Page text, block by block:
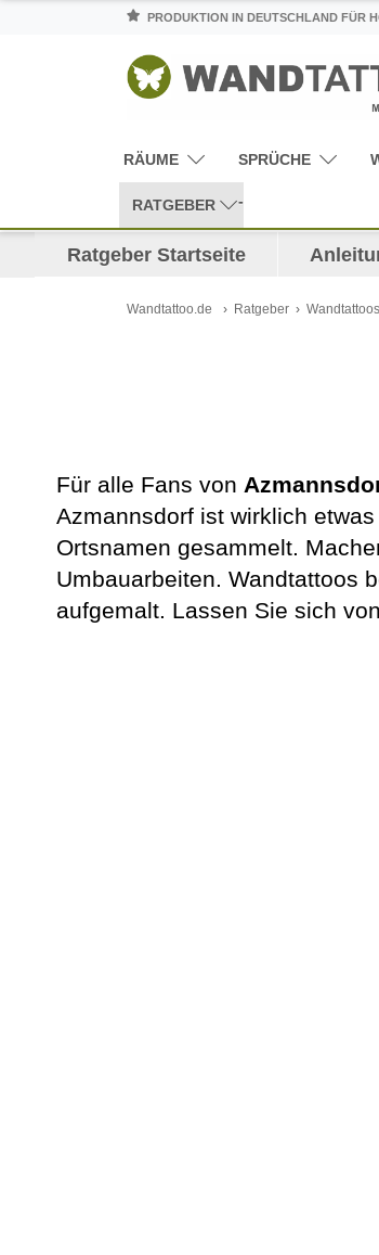
PRODUKTION IN DEUTSCHLAND FÜR
RÄUME SPRÜCHE
RATGEBER
Ratgeber Startseite
Wandtattoo.de Ratgeber
Für alle Fans von
Azmannsdorf ist wirklich
Ortsnamen gesammelt.
Umbauarbeiten. Wandtattoos
aufgemalt. Lassen Sie sich